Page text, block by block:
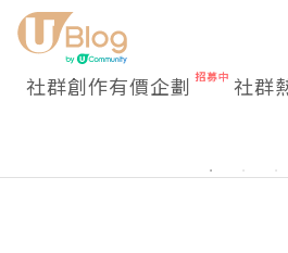
社群創作有價企劃 社群